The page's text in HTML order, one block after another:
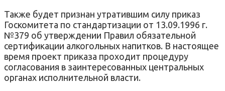
Также будет признан утратившим силу приказ
Госкомитета по стандартизации от 13.09.1996 г.
№379 об утверждении Правил обязательной
сертификации алкогольных напитков. В настоящее
время проект приказа проходит процедуру
согласования в заинтересованных центральных
органах исполнительной власти.